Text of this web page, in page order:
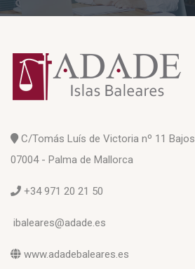
C/Tomás Luís de Victoria nº 11 Bajos
07004 - Palma de Mallorca
+34 971 20 21 50
ibaleares@adade.es
www.adadebaleares.es